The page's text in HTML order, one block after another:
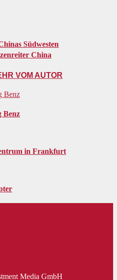
Südwesten
China
VOM AUTOR
Benz
in Frankfurt
Media GmbH